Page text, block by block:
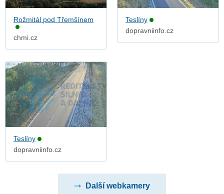
Rožmitál pod Třemšínem
chmi.cz
Teslíny
dopravniinfo.cz
Teslíny
dopravniinfo.cz
Další webkamery